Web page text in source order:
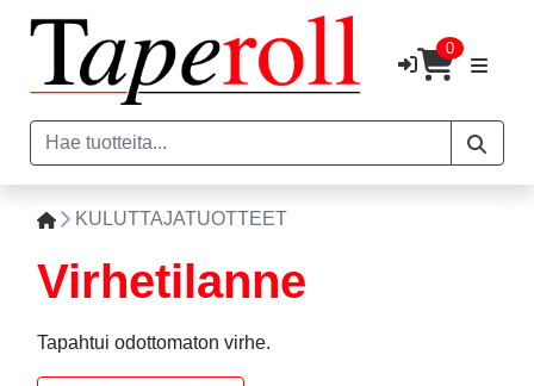
0
KULUTTAJATUOTTEET
Virhetilanne
Tapahtui odottomaton virhe.